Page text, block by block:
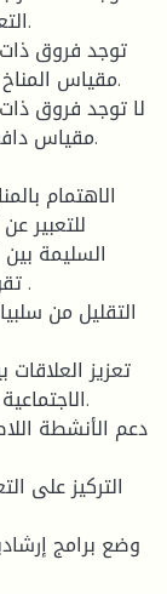
مقياس
مقياس
للتعبير
السليمة